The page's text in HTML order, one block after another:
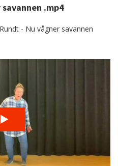
.mp4
- Nu vågner savannen